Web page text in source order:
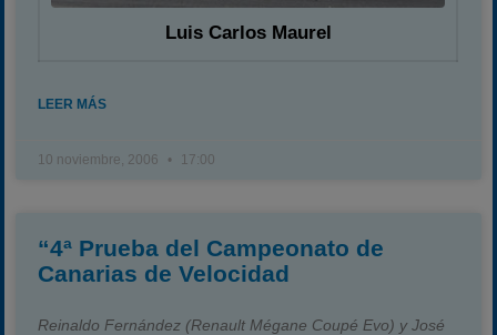
Luis Carlos Maurel
LEER MÁS
10 noviembre, 2006 17:00
“4ª Prueba del Campeonato de
Canarias de Velocidad
Reinaldo Fernández (Renault Mégane Coupé Evo) y José